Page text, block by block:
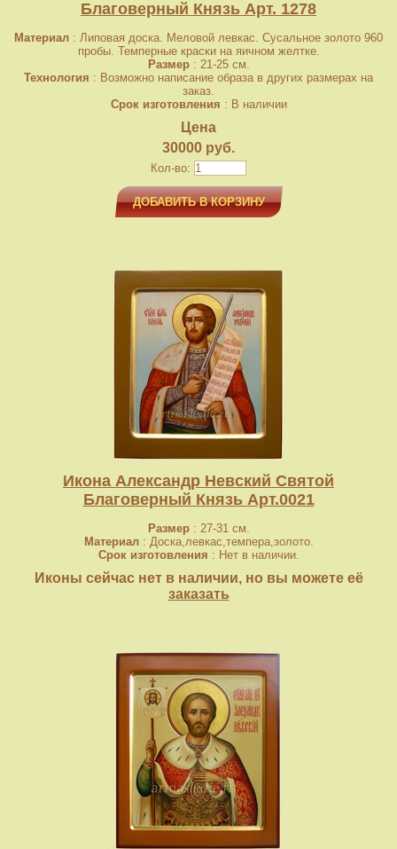
Благоверный Князь Арт. 1278
Материал : Липовая доска. Меловой левкас. Сусальное золото 960
пробы. Темперные краски на яичном желтке.
Размер: 21-25 см.
Технология : Возможно написание образа в других размерах на
заказ.
Срок изготовления : В наличии
Цена
30000 руб.
Кол-во:
ДОБАВИТЬ В КОРЗИНУ
Икона Александр Невский Святой
Благоверный Князь Арт.0021
Размер: 27-31 см.
Материал: Доска,левкас,темпера,золото.
Срок изготовления : Нет в наличии.
Иконы сейчас нет в наличии, но вы можете её
заказать